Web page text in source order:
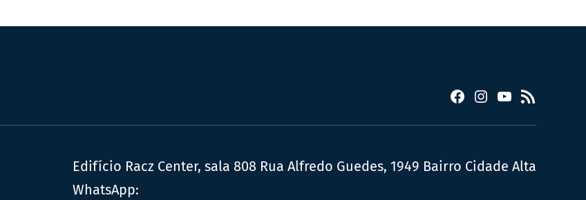
Facebook
Instagram
YouTube
RSS
Edifício Racz Center, sala 808 Rua Alfredo Guedes, 1949 Bairro Cidade Alta
WhatsApp: